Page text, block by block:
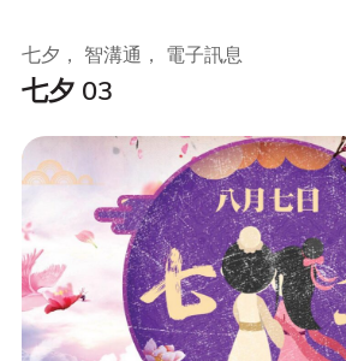
七夕 03
七夕， 智溝通， 電子訊息